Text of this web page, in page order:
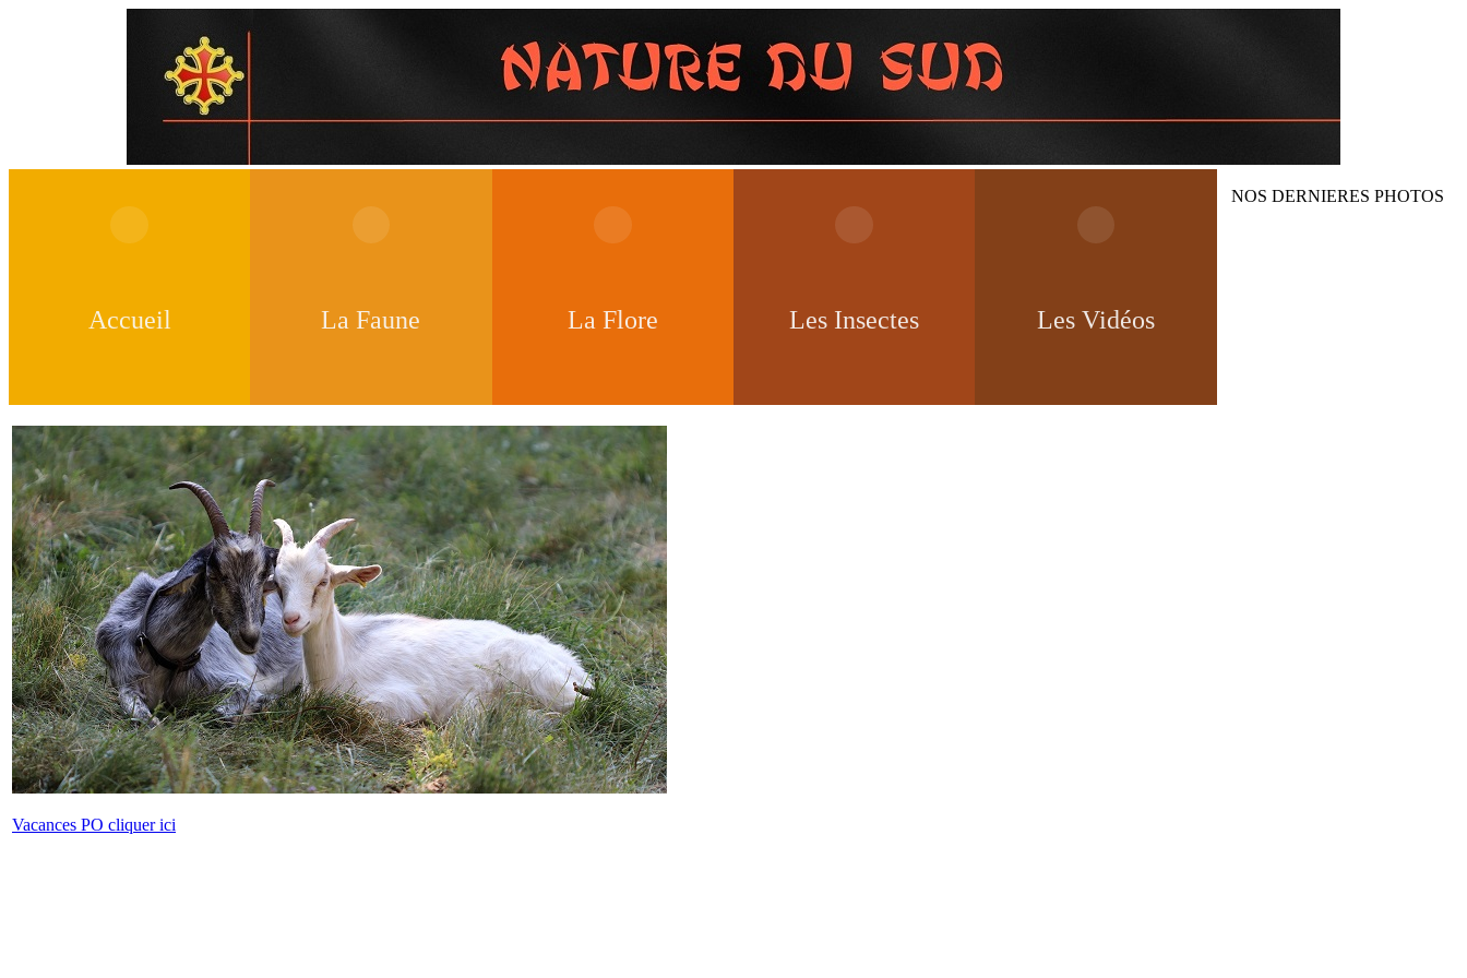
Accueil La Faune La Flore Les Insectes Les Vidéos
NOS DERNIERES PHOTOS
Vacances PO cliquer ici